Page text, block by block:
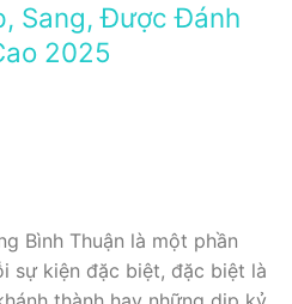
Sang, Được Đánh
2025
Bình Thuận là một phần
sự kiện đặc biệt, đặc biệt là